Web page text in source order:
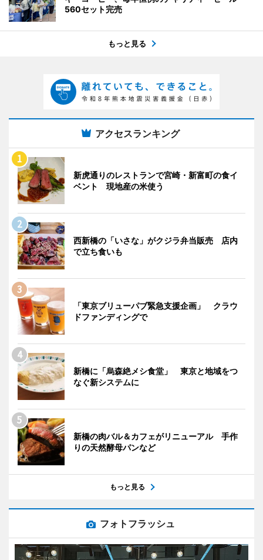
560セット完売
もっと見る
アクセスランキング
新虎通りのレストランで宮崎・新富町の食イ
ベント 現地産の米使う
西新橋の「いさな」がクジラ弁当販売 店内
で立ち食いも
「東京ブリューパブ緊急支援企画」 クラウ
ドファンディングで
新橋に「烏森絶メシ食堂」 東京と地域をつ
なぐ新システムに
新橋の肉バル＆カフェがリニューアル 手作
りの天然酵母パンなど
もっと見る
フォトフラッシュ